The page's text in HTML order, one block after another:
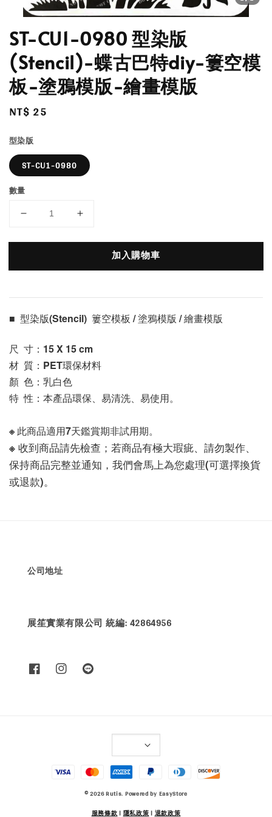
ST-CU1-0980 型染版
(Stencil)-蝶古巴特diy-簍空模
板-塗鴉模版-繪畫模版
Regular
NT$ 25
型染版
ST-CU1-0980
數量
加入購物車
■  型染版(Stencil)  簍空模板 / 塗鴉模版 / 繪畫模版
尺  寸：15 X 15 cm
材  質：PET環保材料
顏  色：乳白色
特  性：本產品環保、易清洗、易使用。
※ 此商品適用7天鑑賞期非試用期。
※ 收到商品請先檢查；若商品有極大瑕疵、請勿製作、
保持商品完整並通知，我們會馬上為您處理(可選擇換貨
或退款)。
公司地址
展笙實業有限公司 統編: 42864956
© 2026 Rutis. Powered by EasyStore
服務條款| 隱私政策| 退款政策